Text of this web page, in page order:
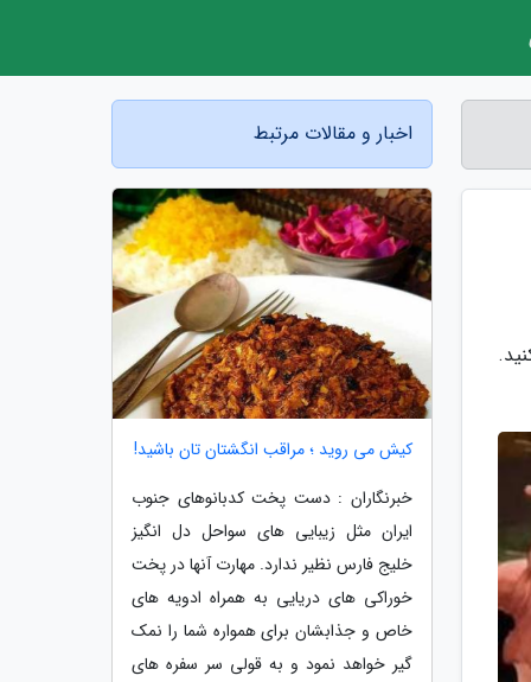
اخبار و مقالات مرتبط
کیش می روید ؛ مراقب انگشتان تان باشید!
خبرنگاران : دست پخت کدبانوهای جنوب
ایران مثل زیبایی های سواحل دل انگیز
خلیج فارس نظیر ندارد. مهارت آنها در پخت
خوراکی های دریایی به همراه ادویه های
خاص و جذابشان برای همواره شما را نمک
گیر خواهد نمود و به قولی سر سفره های